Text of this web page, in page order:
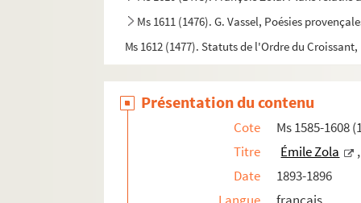
Ms 1611 (1476). G. Vassel, Poésies
Ms 1612 (1477). Statuts de l'Ordre du
Présentation du contenu
Cote
Ms 1585-1608
Titre
Émile Zola
Date
1893-1896